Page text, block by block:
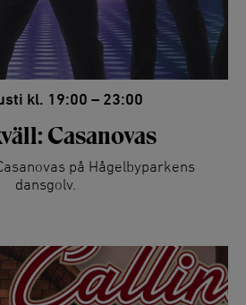
kl. 19:00 – 23:00
Casanovas
på Hågelbyparkens
dansgolv.